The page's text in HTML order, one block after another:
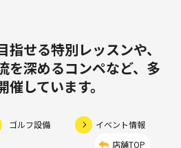
指せる特別レッスンや、
を深めるコンペなど、多
しています。
ゴルフ設備
イベント情報
店舗TOP